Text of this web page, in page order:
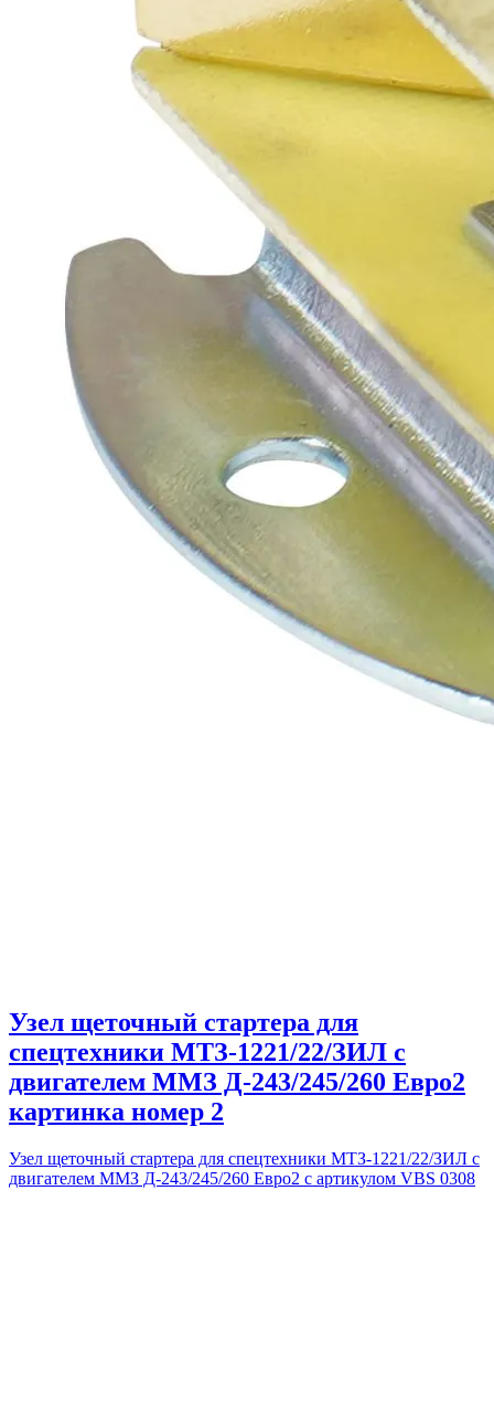
Узел щеточный стартера для
спецтехники МТЗ-1221/22/ЗИЛ с
двигателем ММЗ Д-243/245/260 Евро2
картинка номер 2
Узел щеточный стартера для спецтехники МТЗ-1221/22/ЗИЛ с
двигателем ММЗ Д-243/245/260 Евро2 с артикулом VBS 0308